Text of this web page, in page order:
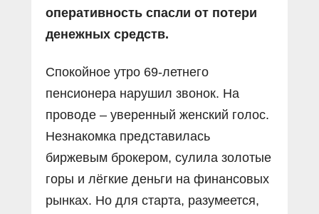
оперативность спасли от потери
денежных средств.
Спокойное утро 69-летнего
пенсионера нарушил звонок. На
проводе – уверенный женский голос.
Незнакомка представилась
биржевым брокером, сулила золотые
горы и лёгкие деньги на финансовых
рынках. Но для старта, разумеется,